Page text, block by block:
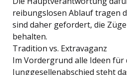
reibungslosen Ablauf tragen
sind daher gefordert, die
behalten.
Tradition vs. Extravaganz
Im Vordergrund alle Ideen für
Junggesellenabschied steht